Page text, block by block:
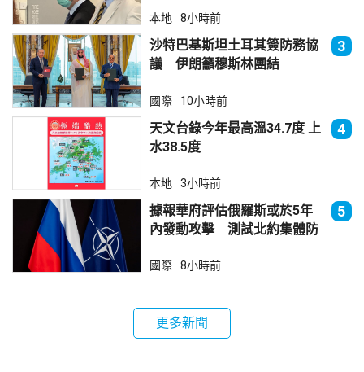
本地 8小時前
沙特巴基斯坦土耳其簽防務協
議 伊朗籲穆斯林團結
3
國際 10小時前
天文台錄今年最高溫34.7度 上
水38.5度
4
本地 3小時前
據報華府評估俄羅斯或於5年
內發動攻擊 測試北約集體防
5
國際 8小時前
更多新聞